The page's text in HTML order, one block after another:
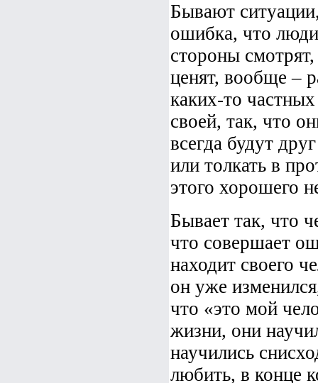
Бывают
ошибка, что
стороны
ценят, вообще –
каких-то
своей, так, что
всегда будут
или толкать в
этого хорошего
Бывает так, что
что совершает
находит своего
он уже
что «это мой
жизни, они
научились
любить, в конце